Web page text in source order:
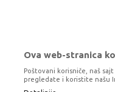
Ova web-stranica
Poštovani korisniče, naš
pregledate i koristite našu